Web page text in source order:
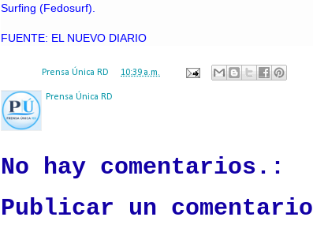
Surfing (Fedosurf).
FUENTE: EL NUEVO DIARIO
Prensa Única RD 10:39 a.m.
Prensa Única RD
No hay comentarios.:
Publicar un comentario